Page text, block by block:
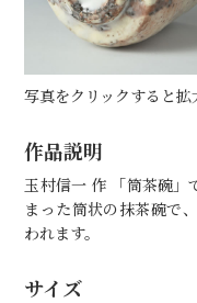
写真をクリックすると拡
作品説明
玉村信一 作 「筒茶碗」
まった筒状の抹茶碗で
われます。
サイズ